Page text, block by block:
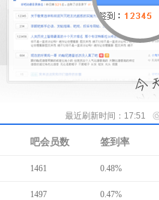
最近刷新时间：17:51
吧会员数 签到率
1461 0.48%
1497 0.47%